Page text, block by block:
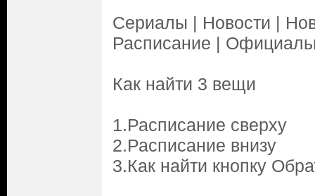
Сериалы | Новости |
Расписание |
Как найти 3 вещи
1.Расписание сверху
2.Расписание внизу
3.Как найти кнопку